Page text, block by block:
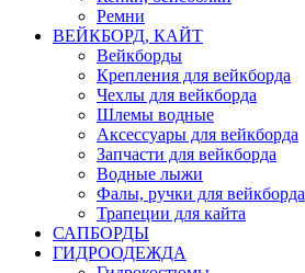
Ремни
ВЕЙКБОРД, КАЙТ
Вейкборды
Крепления для вейкборда
Чехлы для вейкборда
Шлемы водные
Аксессуары для вейкборда
Запчасти для вейкборда
Водные лыжи
Фалы, ручки для вейкборда
Трапеции для кайта
САПБОРДЫ
ГИДРООДЕЖДА